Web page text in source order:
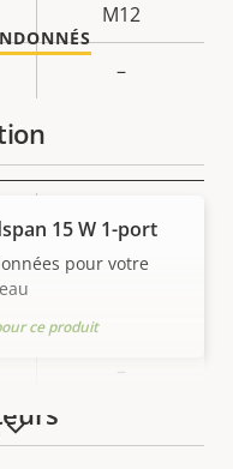
M12
–
Oui
–
15 W 1-port
pour votre
ce produit